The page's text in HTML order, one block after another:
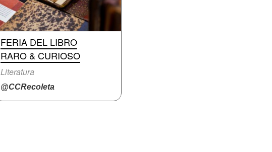
FERIA DEL LIBRO
RARO & CURIOSO
Literatura
@CCRecoleta